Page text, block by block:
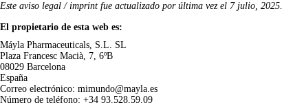
Este aviso legal / imprint fue actualizado por última vez el 7 julio, 2025.
El propietario de esta web es:
Máyla Pharmaceuticals, S.L. SL
Plaza Francesc Macià, 7, 6ºB
08029 Barcelona
España
Correo electrónico: mimundo@mayla.es
Número de teléfono: +34 93.528.59.09